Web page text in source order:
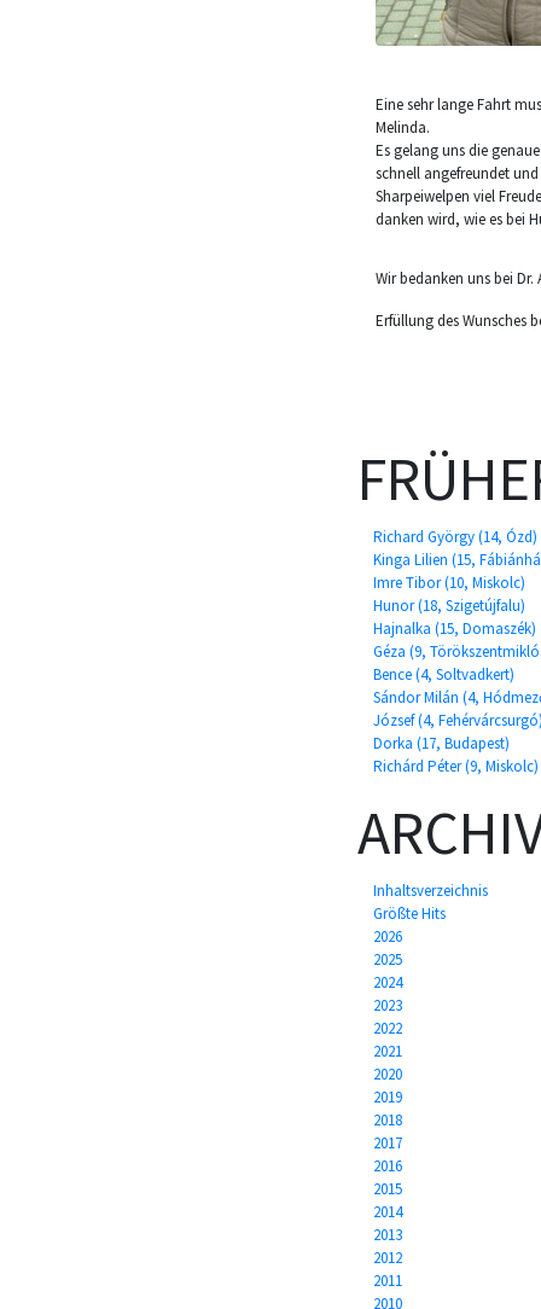
Eine sehr lange Fahrt
Melinda.
Es gelang uns die
schnell angefreundet
Sharpeiwelpen viel
danken wird, wie es bei
Wir bedanken uns bei
Erfüllung des Wunsches
Richard György (14, Ózd)
Kinga Lilien (15,
Imre Tibor (10, Miskolc)
Hunor (18, Szigetújfalu)
Hajnalka (15, Domaszék)
Géza (9,
Bence (4, Soltvadkert)
Sándor Milán (4,
József (4,
Dorka (17, Budapest)
Richárd Péter (9, Miskolc)
Inhaltsverzeichnis
Größte Hits
2026
2025
2024
2023
2022
2021
2020
2019
2018
2017
2016
2015
2014
2013
2012
2011
2010